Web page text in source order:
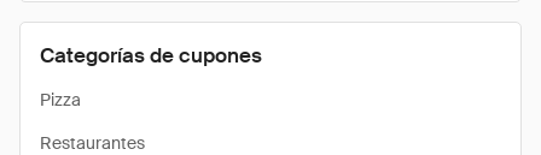
Categorías de cupones
Pizza
Restaurantes